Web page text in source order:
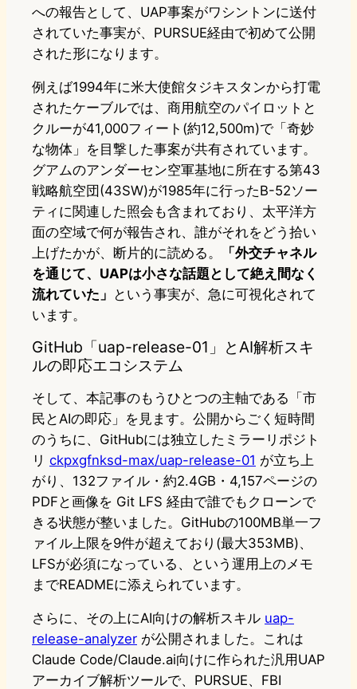
への報告として、UAP事案がワシントンに送付
されていた事実が、PURSUE経由で初めて公開
された形になります。
例えば1994年に米大使館タジキスタンから打電
されたケーブルでは、商用航空のパイロットと
クルーが41,000フィート(約12,500m)で「奇妙
な物体」を目撃した事案が共有されています。
グアムのアンダーセン空軍基地に所在する第43
戦略航空団(43SW)が1985年に行ったB-52ソー
ティに関連した照会も含まれており、太平洋方
面の空域で何が報告され、誰がそれをどう拾い
上げたかが、断片的に読める。
「外交チャネル
を通じて、UAPは小さな話題として絶え間なく
流れていた」 という事実が、急に可視化されて
います。
GitHub「uap-release-01」とAI解析スキ
ルの即応エコシステム
そして、本記事のもうひとつの主軸である「市
民とAIの即応」を見ます。公開からごく短時間
のうちに、GitHubには独立したミラーリポジト
リ ckpxgfnksd-max/uap-release-01 が立ち上
がり、132ファイル・約2.4GB・4,157ページの
PDFと画像を Git LFS 経由で誰でもクローンで
きる状態が整いました。GitHubの100MB単一フ
ァイル上限を9件が超えており(最大353MB)、
LFSが必須になっている、という運用上のメモ
までREADMEに添えられています。
さらに、その上にAI向けの解析スキル uap-
release-analyzer が公開されました。これは
Claude Code/Claude.ai向けに作られた汎用UAP
アーカイブ解析ツールで、PURSUE、FBI